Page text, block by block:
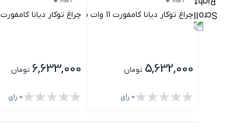
چراغ توکار دیانا کامفورت 11 وات مازی نور دهانه 10 سانت
5,632,000 تومان
0 رای
چراغ توکار دیانا کامفورت 16 وات مازی نور دهانه 10 سانت
6,633,000 تومان
0 رای